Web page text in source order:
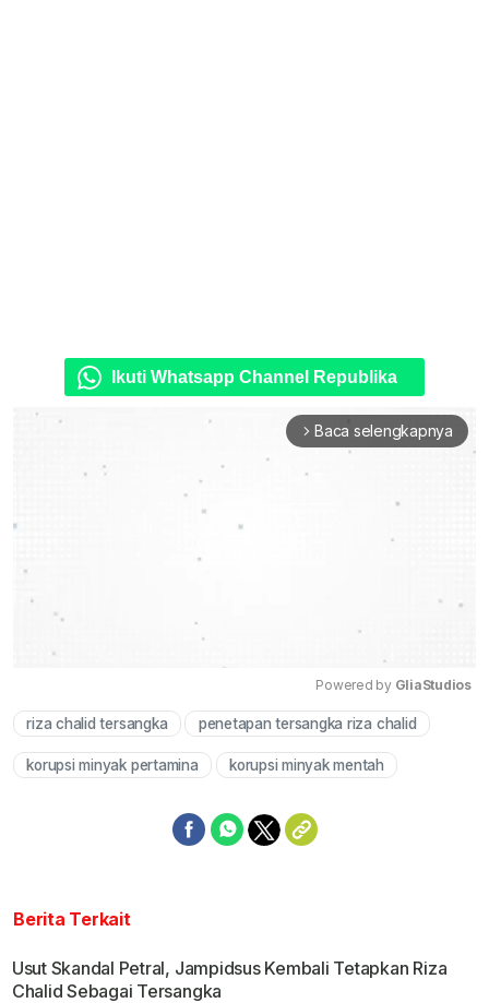
Ikuti Whatsapp Channel Republika
arrow_forward_ios Baca selengkapnya
Mute
Powered by GliaStudios
riza chalid tersangka penetapan tersangka riza chalid
korupsi minyak pertamina korupsi minyak mentah
Berita Terkait
Usut Skandal Petral, Jampidsus Kembali Tetapkan Riza
Chalid Sebagai Tersangka